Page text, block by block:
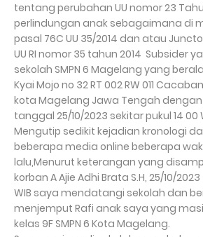
tentang perubahan UU nomor 23
perlindungan anak sebagaimana di
pasal 76C UU 35/2014 dan atau
UU RI nomor 35 tahun 2014 Subsider
sekolah SMPN 6 Magelang yang
Kyai Mojo no 32 RT 002 RW 011
kota Magelang Jawa Tengah dengan
tanggal 25/10/2023 sekitar pukul 14 00
Mengutip sedikit kejadian kronologi
beberapa media online beberapa
lalu,Menurut keterangan yang
korban A Ajie Adhi Brata S.H, 25/10/
WIB saya mendatangi sekolah dan
menjemput Rafi anak saya yang
kelas 9F SMPN 6 Kota Magelang.